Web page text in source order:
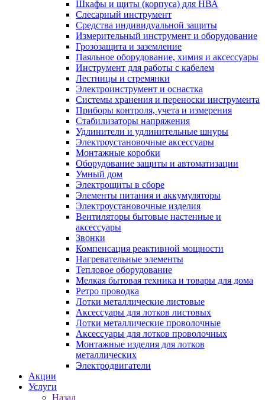
Шкафы и щиты (корпуса) для НВА
Слесарный инструмент
Средства индивидуальной защиты
Измерительный инструмент и оборудование
Грозозащита и заземление
Паяльное оборудование, химия и аксессуары
Инструмент для работы с кабелем
Лестницы и стремянки
Электроинструмент и оснастка
Системы хранения и переноски инструмента
Приборы контроля, учета и измерения
Стабилизаторы напряжения
Удлинители и удлинительные шнуры
Электроустановочные аксессуары
Монтажные коробки
Оборудование защиты и автоматизации
Умный дом
Электрощиты в сборе
Элементы питания и аккумуляторы
Электроустановочные изделия
Вентиляторы бытовые настенные и
аксессуары
Звонки
Компенсация реактивной мощности
Нагревательные элементы
Тепловое оборудование
Мелкая бытовая техника и товары для дома
Ретро проводка
Лотки металлические листовые
Аксессуары для лотков листовых
Лотки металлические проволочные
Аксессуары для лотков проволочных
Монтажные изделия для лотков
металлических
Электродвигатели
Акции
Услуги
Назад